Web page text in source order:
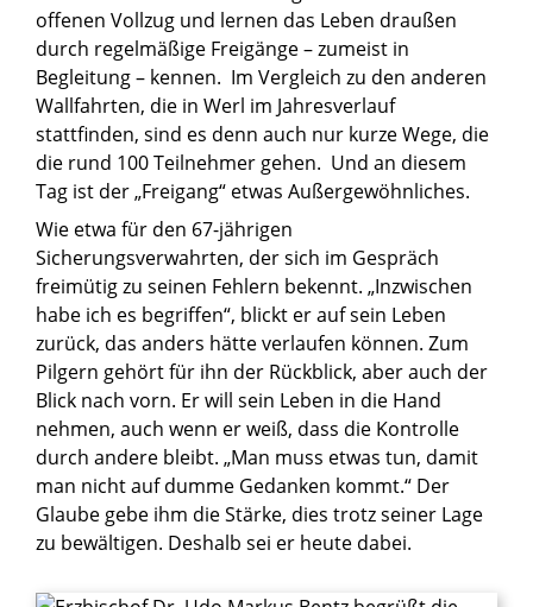
offenen Vollzug und lernen das Leben draußen
durch regelmäßige Freigänge – zumeist in
Begleitung – kennen. Im Vergleich zu den anderen
Wallfahrten, die in Werl im Jahresverlauf
stattfinden, sind es denn auch nur kurze Wege, die
die rund 100 Teilnehmer gehen. Und an diesem
Tag ist der „Freigang“ etwas Außergewöhnliches.
Wie etwa für den 67-jährigen
Sicherungsverwahrten, der sich im Gespräch
freimütig zu seinen Fehlern bekennt. „Inzwischen
habe ich es begriffen“, blickt er auf sein Leben
zurück, das anders hätte verlaufen können. Zum
Pilgern gehört für ihn der Rückblick, aber auch der
Blick nach vorn. Er will sein Leben in die Hand
nehmen, auch wenn er weiß, dass die Kontrolle
durch andere bleibt. „Man muss etwas tun, damit
man nicht auf dumme Gedanken kommt.“ Der
Glaube gebe ihm die Stärke, dies trotz seiner Lage
zu bewältigen. Deshalb sei er heute dabei.